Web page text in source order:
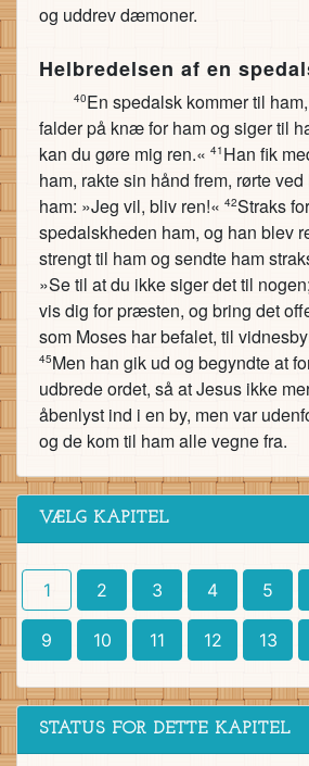
og uddrev dæmoner.
Helbredelsen af en
40En spedalsk kommer til
falder på knæ for ham og siger til
kan du gøre mig ren.« 41 Han fik
ham, rakte sin hånd frem, rørte
ham: »Jeg vil, bliv ren!« 42Straks
spedalskheden ham, og han blev
strengt til ham og sendte ham
»Se til at du ikke siger det til
vis dig for præsten, og bring det
som Moses har befalet, til
45Men han gik ud og begyndte at
udbrede ordet, så at Jesus ikke
åbenlyst ind i en by, men var
og de kom til ham alle vegne fra.
VÆLG KAPITEL
1 2 3 4 5
9 10 11 12 13
STATUS FOR DETTE KAPITEL